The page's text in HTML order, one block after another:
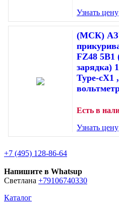
Узнать цену
(МСК)
FZ48 5В1
зарядка)
Type-cX1
Есть в
Узнать цену
+7 (495) 128-86-64
Напишите в Whatsup
Светлана +79106740330
Каталог